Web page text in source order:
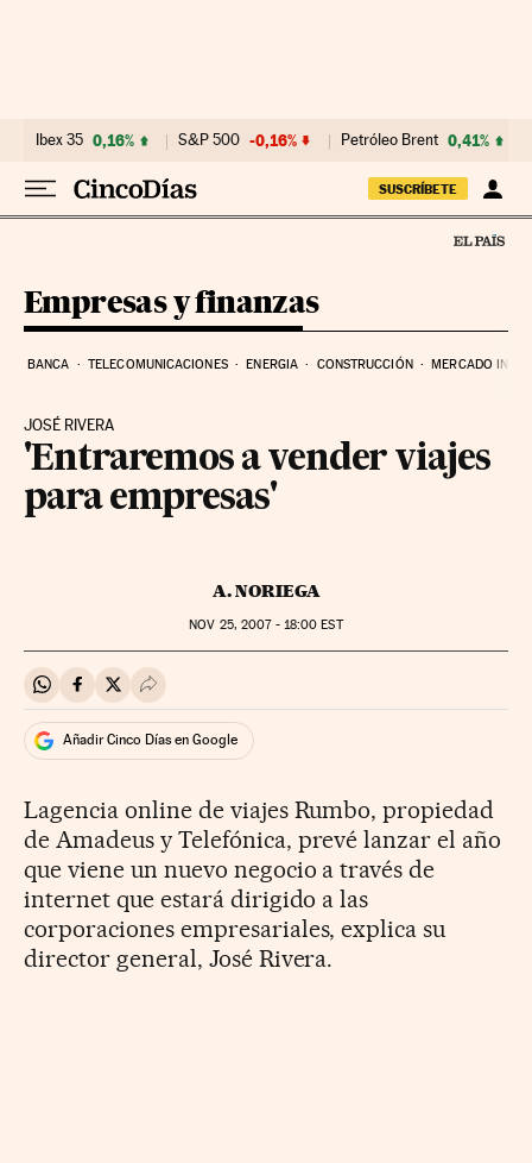
Ibex 35 0,16% S&P 500 -0,16% Petróleo Brent 0,41%
SUSCRÍBETE
Empresas y finanzas
BANCA TELECOMUNICACIONES ENERGIA CONSTRUCCIÓN MERCADO
JOSÉ RIVERA
'Entraremos a vender viajes
para empresas'
A. NORIEGA
NOV 25, 2007 - 18:00 EST
Compartir en Whatsapp
Compartir en Facebook
Compartir en Twitter
Desplegar Redes Sociales
Añadir Cinco Días en Google
Lagencia online de viajes Rumbo, propiedad
de Amadeus y Telefónica, prevé lanzar el año
que viene un nuevo negocio a través de
internet que estará dirigido a las
corporaciones empresariales, explica su
director general, José Rivera.